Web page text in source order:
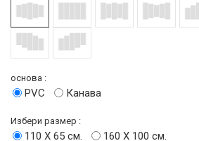
основа :
PVC Канава
Избери размер :
110 Х 65 см. 160 Х 100 см.